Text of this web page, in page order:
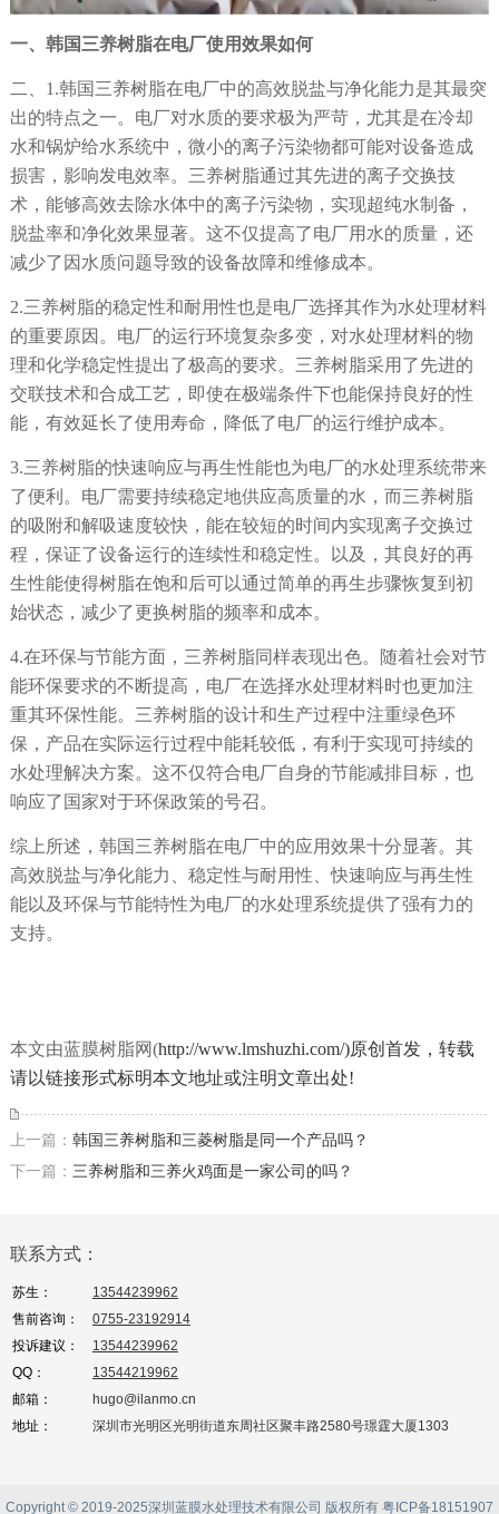
一、 韩国三养树脂在电厂使用效果如何
二、 1.韩国三养树脂在电厂中的高效脱盐与净化能力是其最突
出的特点之一。电厂对水质的要求极为严苛，尤其是在冷却
水和锅炉给水系统中，微小的离子污染物都可能对设备造成
损害，影响发电效率。三养树脂通过其先进的离子交换技
术，能够高效去除水体中的离子污染物，实现超纯水制备，
脱盐率和净化效果显著。这不仅提高了电厂用水的质量，还
减少了因水质问题导致的设备故障和维修成本。
2.三养树脂的稳定性和耐用性也是电厂选择其作为水处理材料
的重要原因。电厂的运行环境复杂多变，对水处理材料的物
理和化学稳定性提出了极高的要求。三养树脂采用了先进的
交联技术和合成工艺，即使在极端条件下也能保持良好的性
能，有效延长了使用寿命，降低了电厂的运行维护成本。
3.三养树脂的快速响应与再生性能也为电厂的水处理系统带来
了便利。电厂需要持续稳定地供应高质量的水，而三养树脂
的吸附和解吸速度较快，能在较短的时间内实现离子交换过
程，保证了设备运行的连续性和稳定性。
以及 ，其良好的再
生性能使得树脂在饱和后可以通过简单的再生步骤恢复到初
始状态，减少了更换树脂的频率和成本。
4.在环保与节能方面，三养树脂同样表现出色。随着社会对节
能环保要求的不断提高，电厂在选择水处理材料时也更加注
重其环保性能。三养树脂的设计和生产过程中注重绿色环
保，产品在实际运行过程中能耗较低，有利于实现可持续的
水处理解决方案。这不仅符合电厂自身的节能减排目标，也
响应了国家对于环保政策的号召。
综上所述，韩国三养树脂在电厂中的应用效果十分显著。其
高效脱盐与净化能力、稳定性与耐用性、快速响应与再生性
能以及环保与节能特性为电厂的水处理系统提供了强有力的
支持。
本文由蓝膜树脂网(http://www.lmshuzhi.com/)原创首发，转载
请以链接形式标明本文地址或注明文章出处!
上一篇： 韩国三养树脂和三菱树脂是同一个产品吗？
下一篇： 三养树脂和三养火鸡面是一家公司的吗？
联系方式：
苏生：
13544239962
售前咨询：
0755-23192914
投诉建议：
13544239962
QQ：
13544219962
邮箱：
hugo@ilanmo.cn
地址：
深圳市光明区光明街道东周社区聚丰路2580号璟霆大厦1303
Copyright © 2019-2025深圳蓝膜水处理技术有限公司 版权所有 粤ICP备18151907